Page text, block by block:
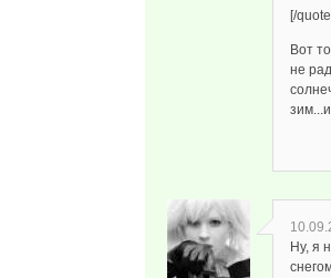
[/
Вот
не
Ну, я